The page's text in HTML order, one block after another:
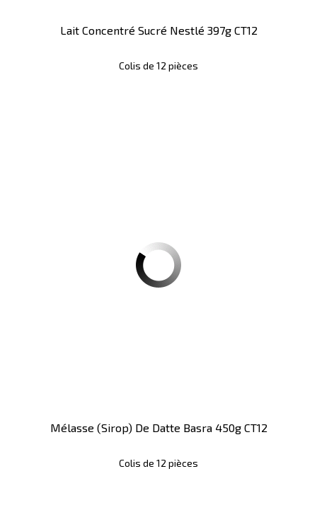
Lait Concentré Sucré Nestlé 397g CT12
Colis de 12 pièces
Mélasse (sirop) De Datte Basra 450g CT12
Colis de 12 pièces